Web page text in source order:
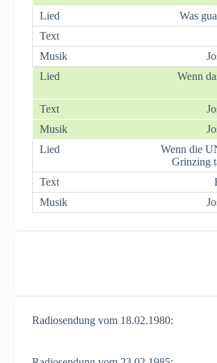
Was
Wenn
Wenn die
Grinzing
Radiosendung vom 18.02.1980: